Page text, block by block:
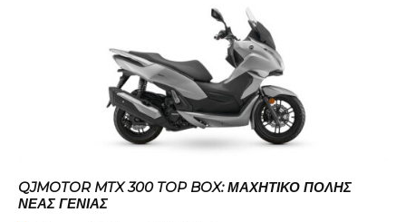
QJMOTOR MTX 300 TOP BOX: ΜΑΧΗΤΙΚΌ ΠΌΛΗΣ
ΝΈΑΣ ΓΕΝΙΆΣ